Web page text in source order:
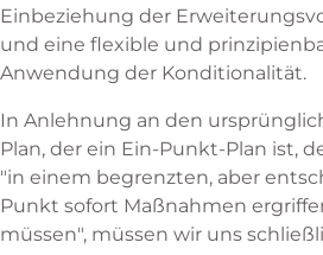
Einbeziehung der
und eine flexible und
Anwendung der Konditionalität.
In Anlehnung an den
Plan, der ein Ein-Punkt-Plan ist,
"in einem begrenzten, aber
Punkt sofort Maßnahmen
müssen", müssen wir uns